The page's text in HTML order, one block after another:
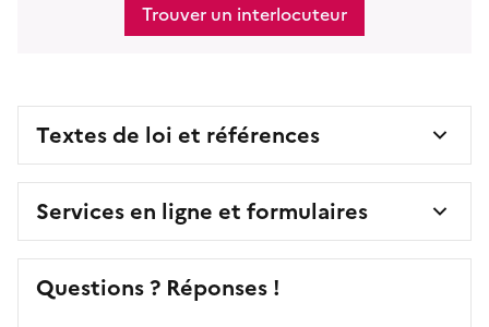
Trouver un interlocuteur
Textes de loi et références
Services en ligne et formulaires
Questions ? Réponses !